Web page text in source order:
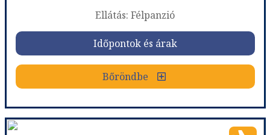
Időpontok és árak
Bőröndbe
Ellátás: Félpanzió
Időpontok és árak
Bőröndbe
Marokkó kincsei - Királyi városok, repülővel